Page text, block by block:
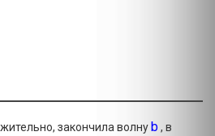
закончила волнуb , в